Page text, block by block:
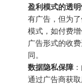
盈利模式的透
有广告，但为
模式，如付费
广告形式的收
同。
数据隐私保障
通过广告商获